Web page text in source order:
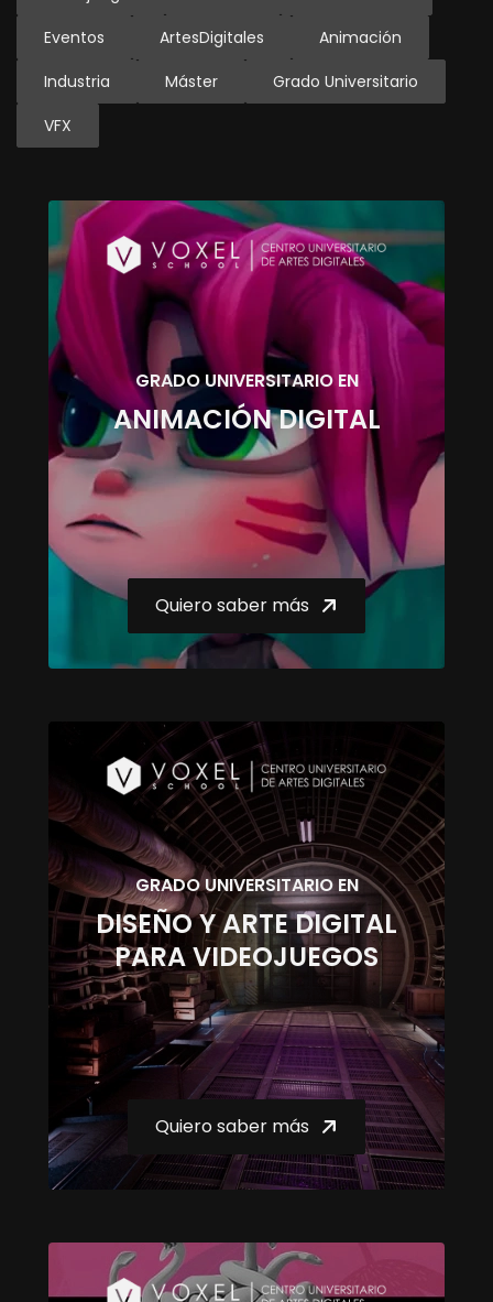
Eventos
ArtesDigitales
Animación
Industria
Máster
Grado Universitario
VFX
GRADO UNIVERSITARIO EN
ANIMACIÓN DIGITAL
Quiero saber más
GRADO UNIVERSITARIO EN
DISEÑO Y ARTE DIGITAL
PARA VIDEOJUEGOS
Quiero saber más